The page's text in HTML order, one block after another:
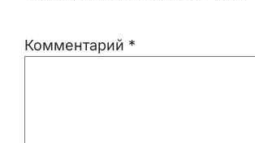
Комментарий *